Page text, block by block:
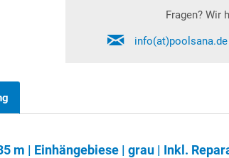
Fragen? Wir
info(at)poolsana.de
m | Einhängebiese | grau | Inkl.